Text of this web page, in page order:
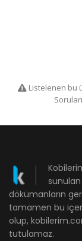
Listelenen bu
dökümanların
tamamen bu
olup,
tutulamaz.